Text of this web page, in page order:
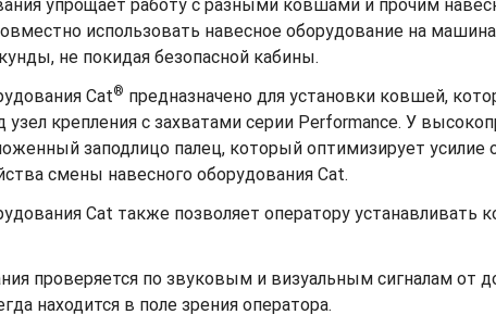
упрощает работу с разными ковшами и прочим
использовать навесное оборудование на
не покидая безопасной кабины.
Cat® предназначено для установки ковшей,
крепления с захватами серии Performance. У
заподлицо палец, который оптимизирует
смены навесного оборудования Cat.
Cat также позволяет оператору устанавливать
проверяется по звуковым и визуальным сигналам от
находится в поле зрения оператора.